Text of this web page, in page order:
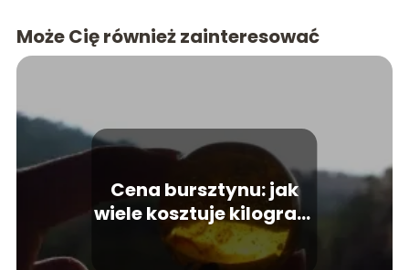
Może Cię również zainteresować
Cena bursztynu: jak
wiele kosztuje kilogram
bursztynu?